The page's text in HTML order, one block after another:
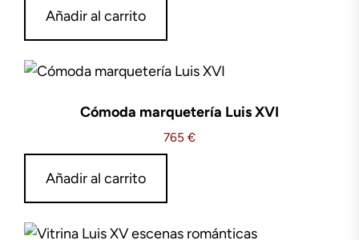
Añadir al carrito
Cómoda marquetería Luis XVI
765 €
Añadir al carrito